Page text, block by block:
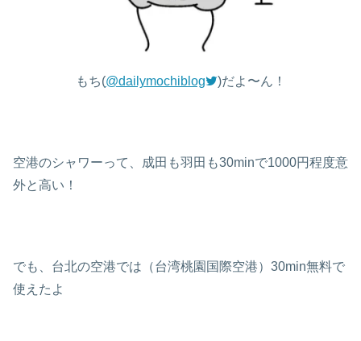
もち(@dailymochiblog )だよ〜ん！
空港のシャワーって、成田も羽田も30minで1000円程度意
外と高い！
でも、台北の空港では（台湾桃園国際空港）30min無料で
使えたよ